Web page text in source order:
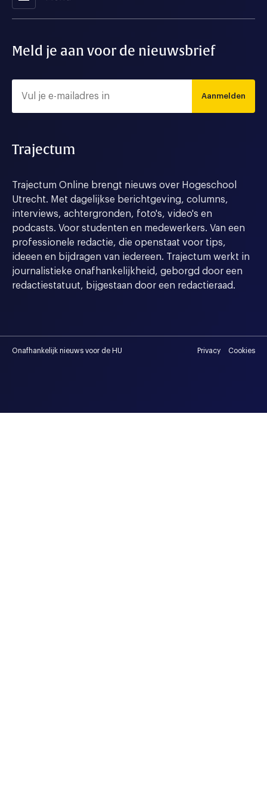
Meld je aan voor de nieuwsbrief
Aanmelden
Trajectum
Trajectum Online brengt nieuws over Hogeschool
Utrecht. Met dagelijkse berichtgeving, columns,
interviews, achtergronden, foto's, video's en
podcasts. Voor studenten en medewerkers. Van een
professionele redactie, die openstaat voor tips,
ideeen en bijdragen van iedereen. Trajectum werkt in
journalistieke onafhankelijkheid, geborgd door een
redactiestatuut, bijgestaan door een redactieraad.
Onafhankelijk nieuws voor de HU Privacy Cookies